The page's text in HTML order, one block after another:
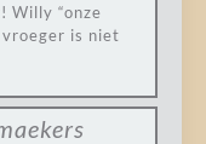
Willy “onze
is niet